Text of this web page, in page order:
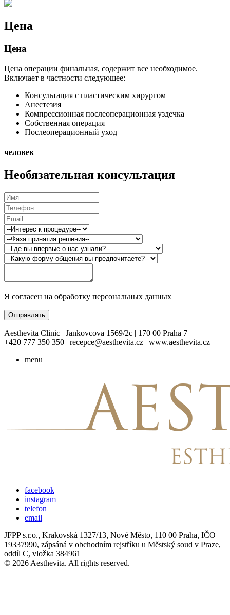
Цена
Цена
Цена операции финальная, содержит все необходимое.
Включает в частности следующее:
Консультация с пластическим хирургом
Aнестезия
Компрессионная послеоперационная уздечка
Собственная операция
Послеоперационный уход
человек
Необязательная консультация
Я согласен на обработку персональных данных
Отправлять
Aesthevita Clinic | Jankovcova 1569/2c | 170 00 Praha 7
+420 777 350 350 | recepce@aesthevita.cz | www.aesthevita.cz
menu
facebook
instagram
telefon
email
JFPP s.r.o., Krakovská 1327/13, Nové Město, 110 00 Praha, IČO
19337990, zápsáná v obchodním rejstříku u Městský soud v Praze,
oddíl C, vložka 384961
© 2026 Aesthevita. All rights reserved.